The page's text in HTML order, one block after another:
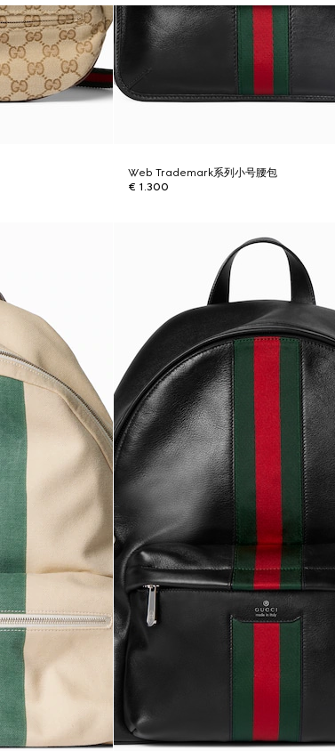
Web Trademark系列小号腰包
€ 1.300